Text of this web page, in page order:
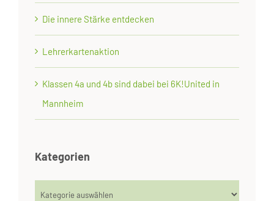
Die innere Stärke entdecken
Lehrerkartenaktion
Klassen 4a und 4b sind dabei bei 6K!United in
Mannheim
Kategorien
Kategorien